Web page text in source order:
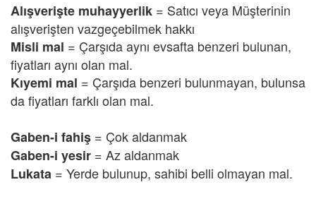
Alışverişte muhayyerlik = Satıcı veya Müşterinin
alışverişten vazgeçebilmek hakkı
Misli mal = Çarşıda aynı evsafta benzeri bulunan,
fiyatları aynı olan mal.
Kıyemi mal = Çarşıda benzeri bulunmayan, bulunsa
da fiyatları farklı olan mal.
Gaben-i fahiş = Çok aldanmak
Gaben-i yesir = Az aldanmak
Lukata = Yerde bulunup, sahibi belli olmayan mal.